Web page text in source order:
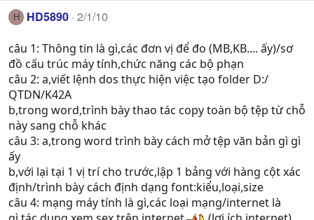
H HD5890 2/1/10
câu 1: Thông tin là gì,các đơn vị để đo (MB,KB.... ấy)/sơ
đồ cấu trúc máy tính,chức năng các bộ phạn
câu 2: a,viết lệnh dos thực hiện việc tạo folder D:/
QTDN/K42A
b,trong word,trình bày thao tác copy toàn bộ tệp từ chỗ
này sang chỗ khác
câu 3: a,trong word trình bày cách mở tệp văn bản gì gì
ấy
b,với lại tại 1 vị trí cho trước,lập 1 bảng với hàng cột xác
định/trình bày cách định dạng font:kiểu,loại,size
câu 4: mạng máy tính là gì,các loại mạng/internet là